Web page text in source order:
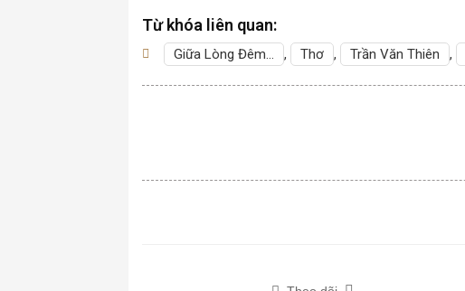
Từ khóa liên quan:
Giữa Lòng Đêm… , Thơ , Trần Văn Thiên ,